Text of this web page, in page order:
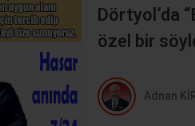
Dörtyol’da
özel bir
Adnan